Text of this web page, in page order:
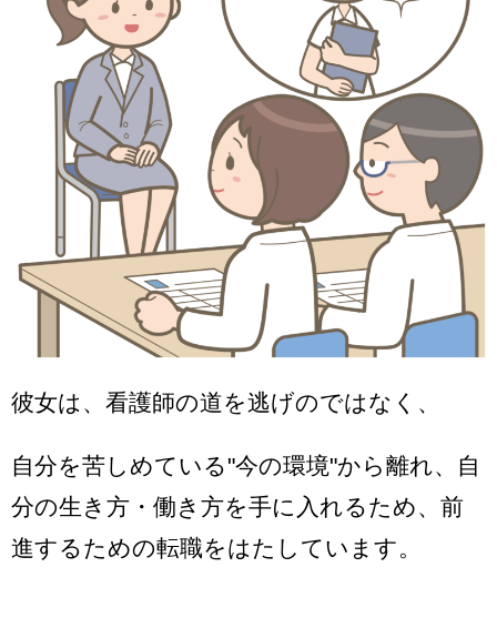
彼女は、看護師の道を逃げのではなく、
自分を苦しめている"今の環境"から離れ、自
分の生き方・働き方を手に入れるため、前
進するための転職をはたしています。